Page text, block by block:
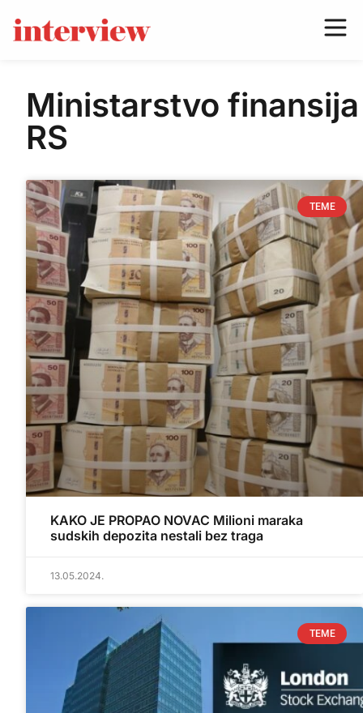
Ministarstvo finansija
RS
TEME
KAKO JE PROPAO NOVAC Milioni maraka
sudskih depozita nestali bez traga
13.05.2024.
TEME